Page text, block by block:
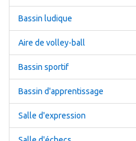
Bassin ludique
Aire de volley-ball
Bassin sportif
Bassin d'apprentissage
Salle d'expression